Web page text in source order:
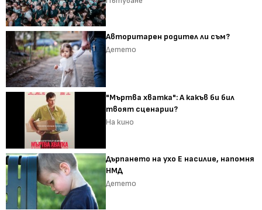
Авторитарен родител ли съм?
Детето
"Мъртва хватка": А какъв би бил
твоят сценарии?
На кино
Дърпането на ухо Е насилие, напомня
НМД
Детето